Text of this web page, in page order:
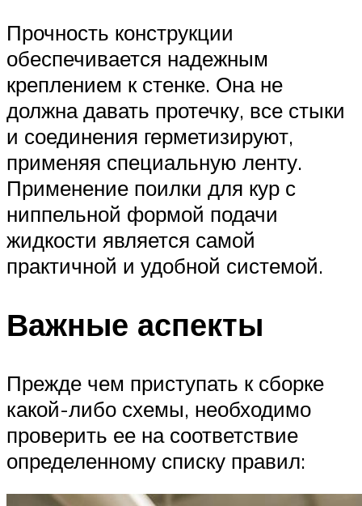
Прочность конструкции
обеспечивается надежным
креплением к стенке. Она не
должна давать протечку, все стыки
и соединения герметизируют,
применяя специальную ленту.
Применение поилки для кур с
ниппельной формой подачи
жидкости является самой
практичной и удобной системой.
Важные аспекты
Прежде чем приступать к сборке
какой-либо схемы, необходимо
проверить ее на соответствие
определенному списку правил: